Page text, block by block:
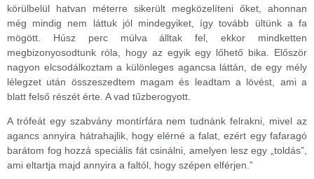
körülbelül hatvan méterre sikerült megközelíteni őket, ahonnan
még mindig nem láttuk jól mindegyiket, így tovább ültünk a fa
mögött. Húsz perc múlva álltak fel, ekkor mindketten
megbizonyosodtunk róla, hogy az egyik egy lőhető bika. Először
nagyon elcsodálkoztam a különleges agancsa láttán, de egy mély
lélegzet után összeszedtem magam és leadtam a lövést, ami a
blatt felső részét érte. A vad tűzberogyott.
A trófeát egy szabvány montírfára nem tudnánk felrakni, mivel az
agancs annyira hátrahajlik, hogy elérné a falat, ezért egy fafaragó
barátom fog hozzá speciális fát csinálni, amelyen lesz egy „toldás”,
ami eltartja majd annyira a faltól, hogy szépen elférjen.”